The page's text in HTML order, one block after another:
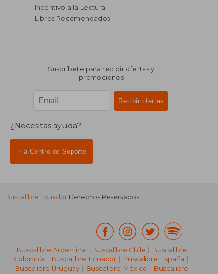
Incentivo a la Lectura
Libros Recomendados
Suscríbete para recibir ofertas y
promociones
¿Necesitas ayuda?
Ir a Centro de Soporte
Buscalibre Ecuador Derechos Reservados.
Buscalibre Argentina | Buscalibre Chile | Buscalibre
Colombia | Buscalibre Ecuador | Buscalibre España |
Buscalibre Uruguay| Buscalibre México | Buscalibre